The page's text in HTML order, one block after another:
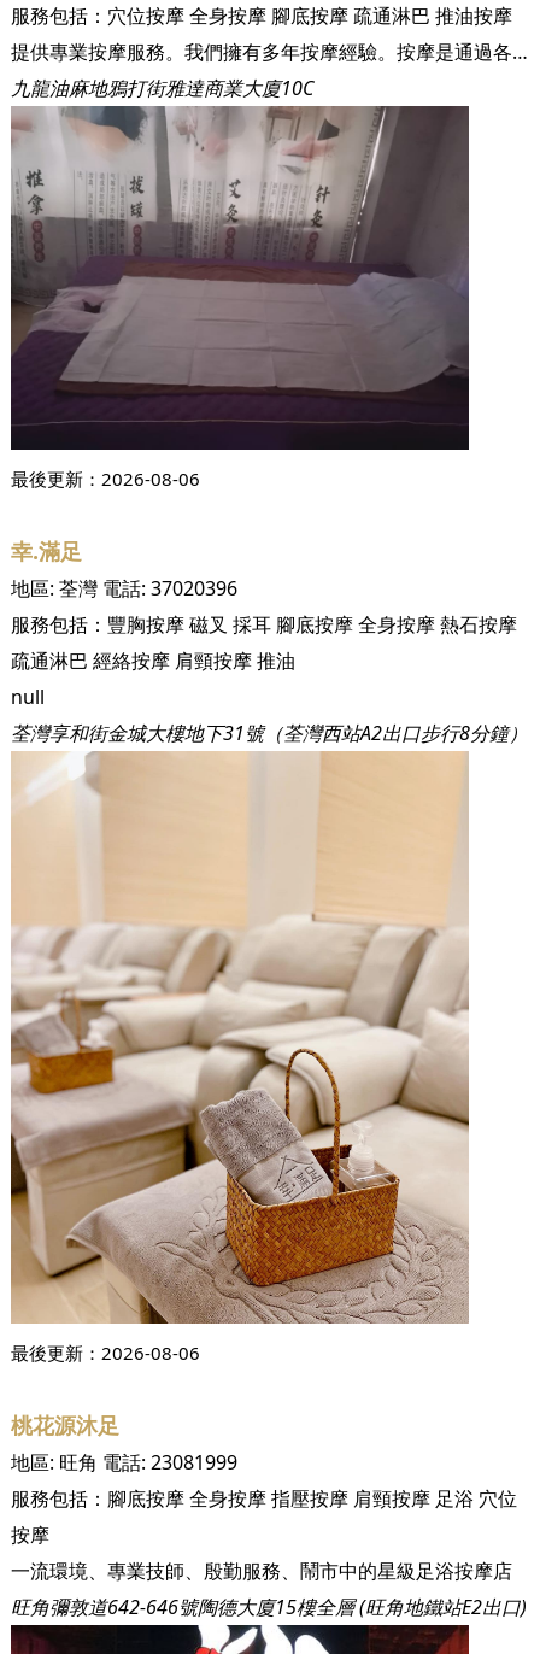
服務包括： 穴位按摩全身按摩 腳底按摩疏通淋巴 推油按摩
提供專業按摩服務。我們擁有多年按摩經驗。按摩是通過各種手法，刺激人體的皮膚、肌肉、關節神經、血管以及淋巴等處，促進局部的血液循環，改善新陳代謝。如果你是少運動，身上有牽扯的感覺，那麼你需要做一次按摩放松下自己！
九龍油麻地鴉打街雅達商業大廈10C
最後更新： 2026-08-06
幸.滿足
地區: 荃灣電話: 37020396
服務包括： 豐胸按摩磁叉 採耳 腳底按摩全身按摩熱石按摩
疏通淋巴 經絡按摩 肩頸按摩推油
null
荃灣享和街金城大樓地下31號（荃灣西站A2出口步行8分鐘）
最後更新： 2026-08-06
桃花源沐足
地區: 旺角 電話: 23081999
服務包括： 腳底按摩全身按摩指壓按摩 肩頸按摩 足浴 穴位
按摩
一流環境、專業技師、殷勤服務、鬧市中的星級足浴按摩店
旺角彌敦道642-646號陶德大廈15樓全層 (旺角地鐵站E2出口)